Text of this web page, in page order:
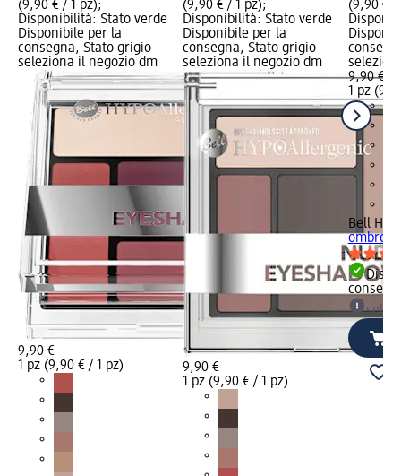
(9,90 € / 1 pz);
Disponibilità: Stato verde
Disponibile per la
consegna, Stato grigio
seleziona il negozio dm
9,90 €
1 pz (9,90 € / 1 pz)
(9,90 € / 1 pz);
Disponibilità: Stato verde
Disponibile per la
consegna, Stato grigio
seleziona il negozio dm
9,90 €
1 pz (9,90 € / 1 pz)
(9,90 € /
9,90 €
1 pz
Bell
ombretti